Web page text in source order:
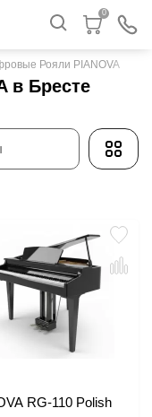
0
Рояли PIANOVA
в Бресте
RG-110 Polish